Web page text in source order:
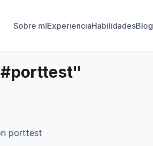
Sobre míExperienciaHabilidadesBlog
porttest